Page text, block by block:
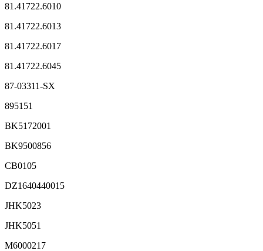
81.41722.6010
81.41722.6013
81.41722.6017
81.41722.6045
87-03311-SX
895151
BK5172001
BK9500856
CB0105
DZ1640440015
JHK5023
JHK5051
M6000217